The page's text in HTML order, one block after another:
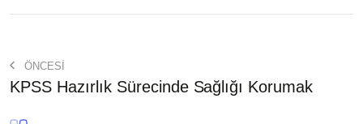
ÖNCESİ
KPSS Hazırlık Sürecinde Sağlığı Korumak